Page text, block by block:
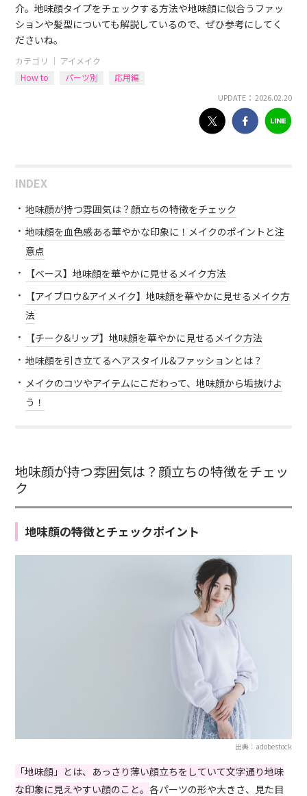
介。地味顔タイプをチェックする方法や地味顔に似合うファッ
ションや髪型についても解説しているので、ぜひ参考にしてく
ださいね。
カテゴリ ｜ アイメイク
How to
パーツ別 応用編
UPDATE： 2026.02.20
INDEX
地味顔が持つ雰囲気は？顔立ちの特徴をチェック
地味顔を血色感ある華やかな印象に！メイクのポイントと注
意点
【ベース】地味顔を華やかに見せるメイク方法
【アイブロウ&アイメイク】地味顔を華やかに見せるメイク方
法
【チーク&リップ】地味顔を華やかに見せるメイク方法
地味顔を引き立てるヘアスタイル&ファッションとは？
メイクのコツやアイテムにこだわって、地味顔から垢抜けよ
う！
地味顔が持つ雰囲気は？顔立ちの特徴をチェッ
ク
地味顔の特徴とチェックポイント
出典：adobestock
「地味顔」とは、あっさり薄い顔立ちをしていて文字通り地味
な印象に見えやすい顔のこと。各パーツの形や大きさ、見た目